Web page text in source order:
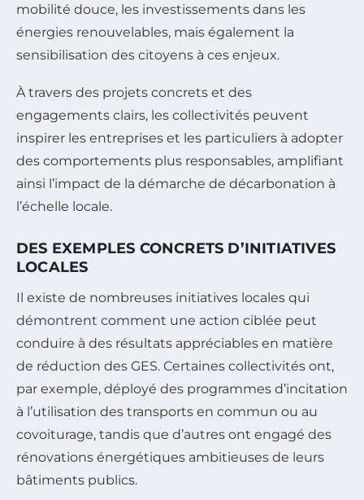
mobilité douce, les investissements dans les
énergies renouvelables, mais également la
sensibilisation des citoyens à ces enjeux.
À travers des projets concrets et des
engagements clairs, les collectivités peuvent
inspirer les entreprises et les particuliers à adopter
des comportements plus responsables, amplifiant
ainsi l’impact de la démarche de décarbonation à
l’échelle locale.
DES EXEMPLES CONCRETS D’INITIATIVES
LOCALES
Il existe de nombreuses initiatives locales qui
démontrent comment une action ciblée peut
conduire à des résultats appréciables en matière
de réduction des GES. Certaines collectivités ont,
par exemple, déployé des programmes d’incitation
à l’utilisation des transports en commun ou au
covoiturage, tandis que d’autres ont engagé des
rénovations énergétiques ambitieuses de leurs
bâtiments publics.